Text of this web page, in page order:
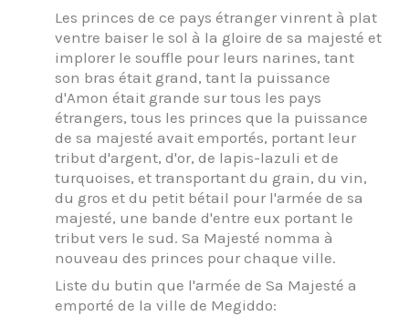
Les princes de ce pays étranger vinrent à plat
ventre baiser le sol à la gloire de sa majesté et
implorer le souffle pour leurs narines, tant
son bras était grand, tant la puissance
d'Amon était grande sur tous les pays
étrangers, tous les princes que la puissance
de sa majesté avait emportés, portant leur
tribut d'argent, d'or, de lapis-lazuli et de
turquoises, et transportant du grain, du vin,
du gros et du petit bétail pour l'armée de sa
majesté, une bande d'entre eux portant le
tribut vers le sud. Sa Majesté nomma à
nouveau des princes pour chaque ville.
Liste du butin que l'armée de Sa Majesté a
emporté de la ville de Megiddo: